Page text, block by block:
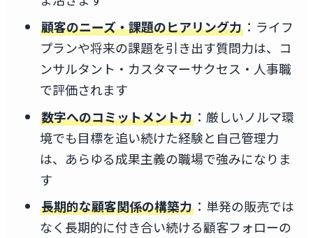
顧客のニーズ・課題のヒアリング力 ：ライフ
プランや将来の課題を引き出す質問力は、コ
ンサルタント・カスタマーサクセス・人事職
で評価されます
数字へのコミットメント力 ：厳しいノルマ環
境でも目標を追い続けた経験と自己管理力
は、あらゆる成果主義の職場で強みになりま
す
長期的な顧客関係の構築力 ：単発の販売では
なく長期的に付き合い続ける顧客フォローの